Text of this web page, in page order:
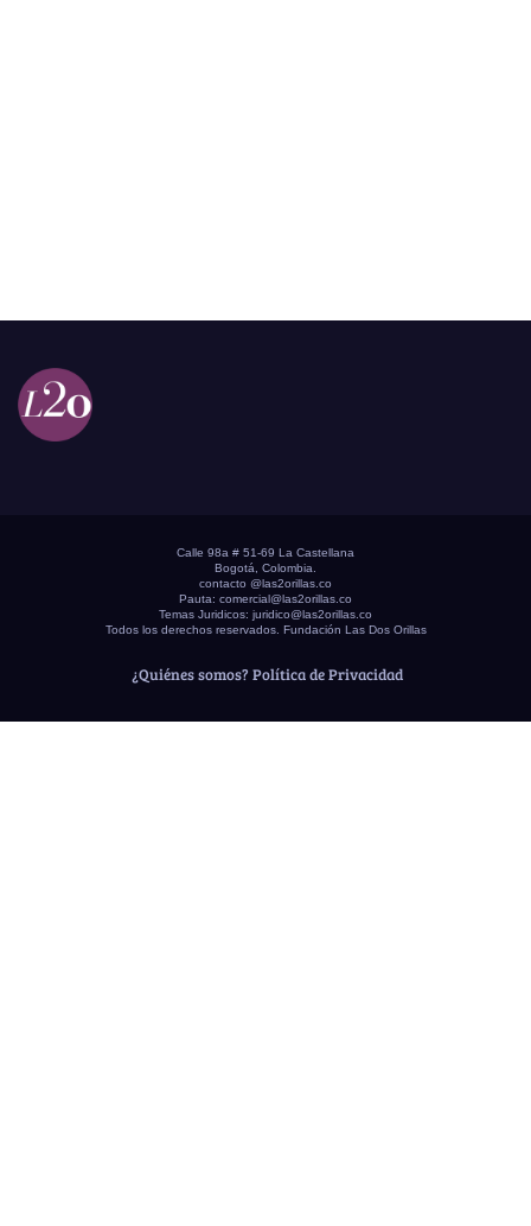
Calle 98a # 51-69 La Castellana
Bogotá, Colombia.
contacto @las2orillas.co
Pauta: comercial@las2orillas.co
Temas Juridicos: juridico@las2orillas.co
Todos los derechos reservados. Fundación Las Dos Orillas
¿Quiénes somos? Política de Privacidad